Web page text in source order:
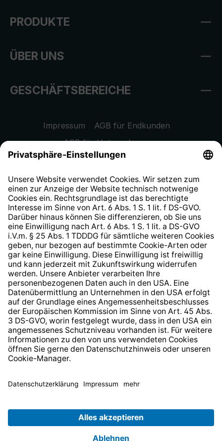
PRODUKTE
ÜBER UNS
GESCHÄFTSBEREICHE
Impressum
AGB für Endkunden
AGB für Unternehmen
Datenschutzhinweis
Widerrufsrecht
Hinweisgeberschutzsystem
Barrierefreiheit
* Alle Preise inkl. gesetzl. Mehrwertsteuer zzgl.
anders angegeben.
© 2026 TechniSat Digital GmbH
TechniSat ist ein Unternehmen der